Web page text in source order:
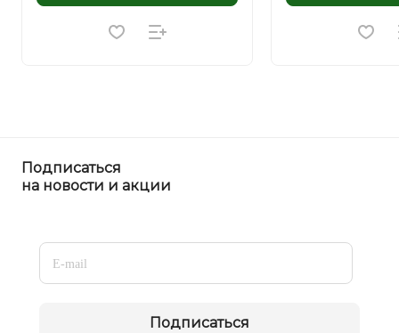
Подписаться
на новости и акции
Подписаться